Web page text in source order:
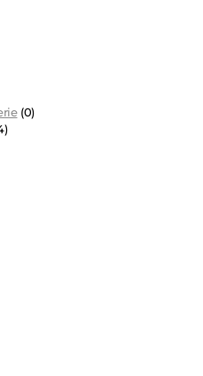
(0)